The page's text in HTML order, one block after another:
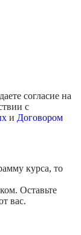
согласие на
с
и Договором
курса, то
Оставьте
вас.